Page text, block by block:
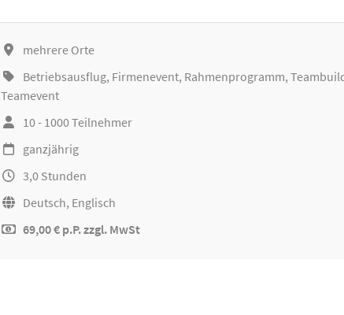
mehrere Orte
Betriebsausflug, Firmenevent, Rahmenprogramm,
Teamevent
10 - 1000 Teilnehmer
ganzjährig
3,0 Stunden
Deutsch, Englisch
69,00 € p.P. zzgl. MwSt